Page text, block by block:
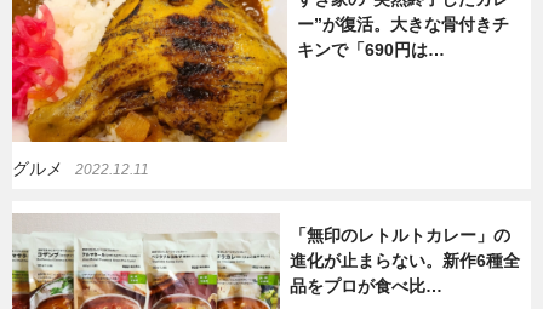
ー”が復活。大きな骨付きチ
キンで「690円は…
グルメ 2022.12.11
「無印のレトルトカレー」の
進化が止まらない。新作6種全
品をプロが食べ比…